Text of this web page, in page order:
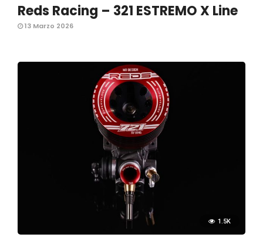
Reds Racing – 321 ESTREMO X Line
13 Marzo 2026
1.5K